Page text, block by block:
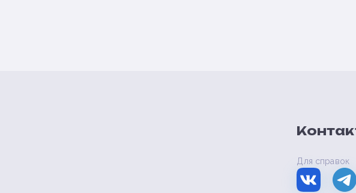
Для справок